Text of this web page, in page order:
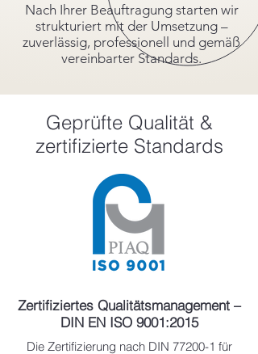
Nach Ihrer Beauftragung starten wir
strukturiert mit der Umsetzung –
zuverlässig, professionell und gemäß
vereinbarter Standards.
Geprüfte Qualität &
zertifizierte Standards
Zertifiziertes Qualitätsmanagement –
DIN EN ISO 9001:2015
Die Zertifizierung nach DIN 77200-1 für